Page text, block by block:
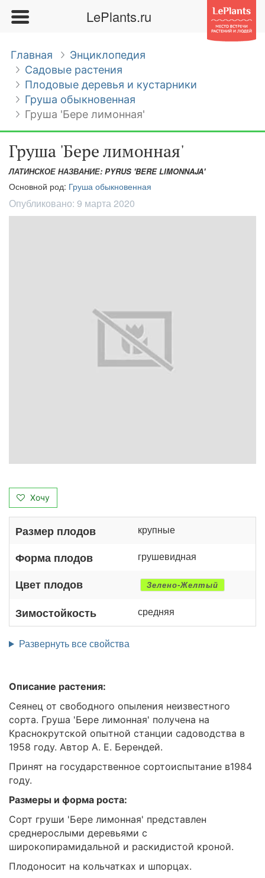
LePlants.ru
Главная
Энциклопедия
Садовые растения
Плодовые деревья и кустарники
Груша обыкновенная
Груша 'Бере лимонная'
Груша 'Бере лимонная'
ЛАТИНСКОЕ НАЗВАНИЕ: PYRUS 'BERE LIMONNAJA'
Основной род: Груша обыкновенная
Опубликовано: 9 марта 2020
Хочу
Размер плодов крупные
Форма плодов грушевидная
Цвет плодов Зелено-Желтый
Зимостойкость средняя
Развернуть все свойства
Описание растения:
Сеянец от свободного опыления неизвестного
сорта. Груша 'Бере лимонная' получена на
Краснокрутской опытной станции садоводства в
1958 году. Автор А. Е. Берендей.
Принят на государственное сортоиспытание в1984
году.
Размеры и форма роста:
Сорт груши 'Бере лимонная' представлен
среднерослыми деревьями с
широкопирамидальной и раскидистой кроной.
Плодоносит на кольчатках и шпорцах.